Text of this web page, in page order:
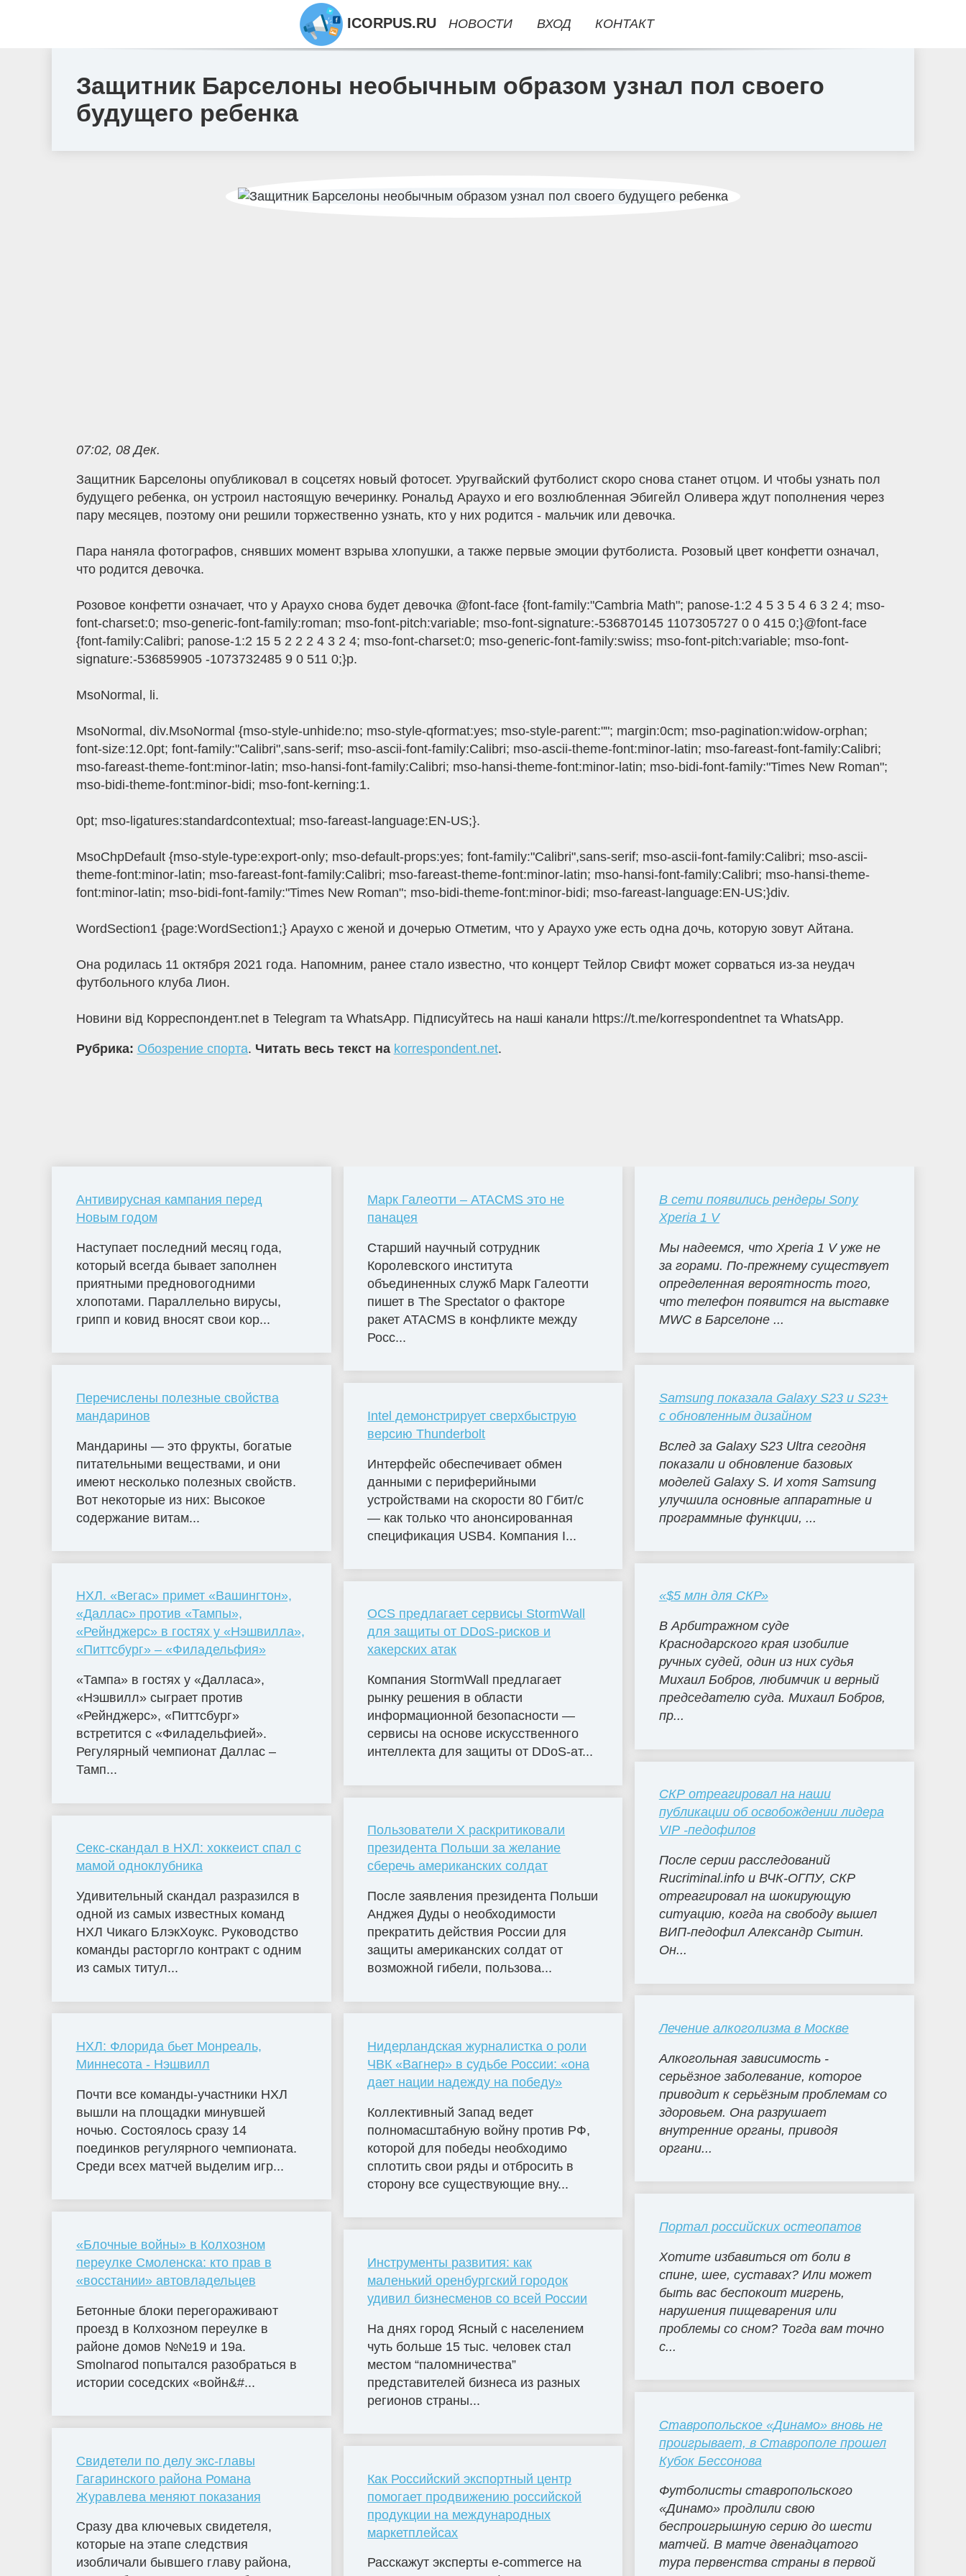
Защитник Барселоны необычным образом узнал пол своего
будущего ребенка
07:02, 08 Дек.
Защитник Барселоны опубликовал в соцсетях новый фотосет. Уругвайский футболист скоро снова станет отцом. И чтобы узнать пол
будущего ребенка, он устроил настоящую вечеринку. Рональд Араухо и его возлюбленная Эбигейл Оливера ждут пополнения через
пару месяцев, поэтому они решили торжественно узнать, кто у них родится - мальчик или девочка.
Пара наняла фотографов, снявших момент взрыва хлопушки, а также первые эмоции футболиста. Розовый цвет конфетти означал,
что родится девочка.
Розовое конфетти означает, что у Араухо снова будет девочка @font-face {font-family:"Cambria Math"; panose-1:2 4 5 3 5 4 6 3 2 4; mso-
font-charset:0; mso-generic-font-family:roman; mso-font-pitch:variable; mso-font-signature:-536870145 1107305727 0 0 415 0;}@font-face
{font-family:Calibri; panose-1:2 15 5 2 2 2 4 3 2 4; mso-font-charset:0; mso-generic-font-family:swiss; mso-font-pitch:variable; mso-font-
signature:-536859905 -1073732485 9 0 511 0;}p.
MsoNormal, li.
MsoNormal, div.MsoNormal {mso-style-unhide:no; mso-style-qformat:yes; mso-style-parent:""; margin:0cm; mso-pagination:widow-orphan;
font-size:12.0pt; font-family:"Calibri",sans-serif; mso-ascii-font-family:Calibri; mso-ascii-theme-font:minor-latin; mso-fareast-font-family:Calibri;
mso-fareast-theme-font:minor-latin; mso-hansi-font-family:Calibri; mso-hansi-theme-font:minor-latin; mso-bidi-font-family:"Times New Roman";
mso-bidi-theme-font:minor-bidi; mso-font-kerning:1.
0pt; mso-ligatures:standardcontextual; mso-fareast-language:EN-US;}.
MsoChpDefault {mso-style-type:export-only; mso-default-props:yes; font-family:"Calibri",sans-serif; mso-ascii-font-family:Calibri; mso-ascii-
theme-font:minor-latin; mso-fareast-font-family:Calibri; mso-fareast-theme-font:minor-latin; mso-hansi-font-family:Calibri; mso-hansi-theme-
font:minor-latin; mso-bidi-font-family:"Times New Roman"; mso-bidi-theme-font:minor-bidi; mso-fareast-language:EN-US;}div.
WordSection1 {page:WordSection1;} Араухо с женой и дочерью Отметим, что у Араухо уже есть одна дочь, которую зовут Айтана.
Она родилась 11 октября 2021 года. Напомним, ранее стало известно, что концерт Тейлор Свифт может сорваться из-за неудач
футбольного клуба Лион.
Новини від Корреспондент.net в Telegram та WhatsApp. Підписуйтесь на наші канали https://t.me/korrespondentnet та WhatsApp.
Рубрика: Обозрение спорта. Читать весь текст на korrespondent.net.
Антивирусная кампания перед
Новым годом
Наступает последний месяц года,
который всегда бывает заполнен
приятными предновогодними
хлопотами. Параллельно вирусы,
грипп и ковид вносят свои кор...
Перечислены полезные свойства
мандаринов
Мандарины — это фрукты, богатые
питательными веществами, и они
имеют несколько полезных свойств.
Вот некоторые из них: Высокое
содержание витам...
НХЛ. «Вегас» примет «Вашингтон»,
«Даллас» против «Тампы»,
«Рейнджерс» в гостях у «Нэшвилла»,
«Питтсбург» – «Филадельфия»
«Тампа» в гостях у «Далласа»,
«Нэшвилл» сыграет против
«Рейнджерс», «Питтсбург»
встретится с «Филадельфией».
Регулярный чемпионат Даллас –
Тамп...
Секс-скандал в НХЛ: хоккеист спал с
мамой одноклубника
Удивительный скандал разразился в
одной из самых известных команд
НХЛ Чикаго БлэкХоукс. Руководство
команды расторгло контракт с одним
из самых титул...
НХЛ: Флорида бьет Монреаль,
Миннесота - Нэшвилл
Почти все команды-участники НХЛ
вышли на площадки минувшей
ночью. Состоялось сразу 14
поединков регулярного чемпионата.
Среди всех матчей выделим игр...
«Блочные войны» в Колхозном
переулке Смоленска: кто прав в
«восстании» автовладельцев
Бетонные блоки перегораживают
проезд в Колхозном переулке в
районе домов №№19 и 19а.
Smolnarod попытался разобраться в
истории соседских «войн&#...
Свидетели по делу экс-главы
Гагаринского района Романа
Журавлева меняют показания
Сразу два ключевых свидетеля,
которые на этапе следствия
изобличали бывшего главу района,
Марк Галеотти – ATACMS это не
панацея
Старший научный сотрудник
Королевского института
объединенных служб Марк Галеотти
пишет в The Spectator о факторе
ракет ATACMS в конфликте между
Росс...
Intel демонстрирует сверхбыструю
версию Thunderbolt
Интерфейс обеспечивает обмен
данными с периферийными
устройствами на скорости 80 Гбит/с
— как только что анонсированная
спецификация USB4. Компания I...
OCS предлагает сервисы StormWall
для защиты от DDoS-рисков и
хакерских атак
Компания StormWall предлагает
рынку решения в области
информационной безопасности —
сервисы на основе искусственного
интеллекта для защиты от DDoS-ат...
Пользователи X раскритиковали
президента Польши за желание
сберечь американских солдат
После заявления президента Польши
Анджея Дуды о необходимости
прекратить действия России для
защиты американских солдат от
возможной гибели, пользова...
Нидерландская журналистка о роли
ЧВК «Вагнер» в судьбе России: «она
дает нации надежду на победу»
Коллективный Запад ведет
полномасштабную войну против РФ,
которой для победы необходимо
сплотить свои ряды и отбросить в
сторону все существующие вну...
Инструменты развития: как
маленький оренбургский городок
удивил бизнесменов со всей России
На днях город Ясный с населением
чуть больше 15 тыс. человек стал
местом “паломничества”
представителей бизнеса из разных
регионов страны...
Как Российский экспортный центр
помогает продвижению российской
продукции на международных
маркетплейсах
Расскажут эксперты e-commerce на
В сети появились рендеры Sony
Xperia 1 V
Мы надеемся, что Xperia 1 V уже не
за горами. По-прежнему существует
определенная вероятность того,
что телефон появится на выставке
MWC в Барселоне ...
Samsung показала Galaxy S23 и S23+
с обновленным дизайном
Вслед за Galaxy S23 Ultra сегодня
показали и обновление базовых
моделей Galaxy S. И хотя Samsung
улучшила основные аппаратные и
программные функции, ...
«$5 млн для СКР»
В Арбитражном суде
Краснодарского края изобилие
ручных судей, один из них судья
Михаил Бобров, любимчик и верный
председателю суда. Михаил Бобров,
пр...
СКР отреагировал на наши
публикации об освобождении лидера
VIP -педофилов
После серии расследований
Rucriminal.info и ВЧК-ОГПУ, СКР
отреагировал на шокирующую
ситуацию, когда на свободу вышел
ВИП-педофил Александр Сытин.
Он...
Лечение алкоголизма в Москве
Алкогольная зависимость -
серьёзное заболевание, которое
приводит к серьёзным проблемам со
здоровьем. Она разрушает
внутренние органы, приводя
органи...
Портал российских остеопатов
Хотите избавиться от боли в
спине, шее, суставах? Или может
быть вас беспокоит мигрень,
нарушения пищеварения или
проблемы со сном? Тогда вам точно
с...
Ставропольское «Динамо» вновь не
проигрывает, в Ставрополе прошел
Кубок Бессонова
Футболисты ставропольского
«Динамо» продлили свою
беспроигрышную серию до шести
матчей. В матче двенадцатого
тура первенства страны в первой
ICORPUS.RU НОВОСТИ ВХОД КОНТАКТ